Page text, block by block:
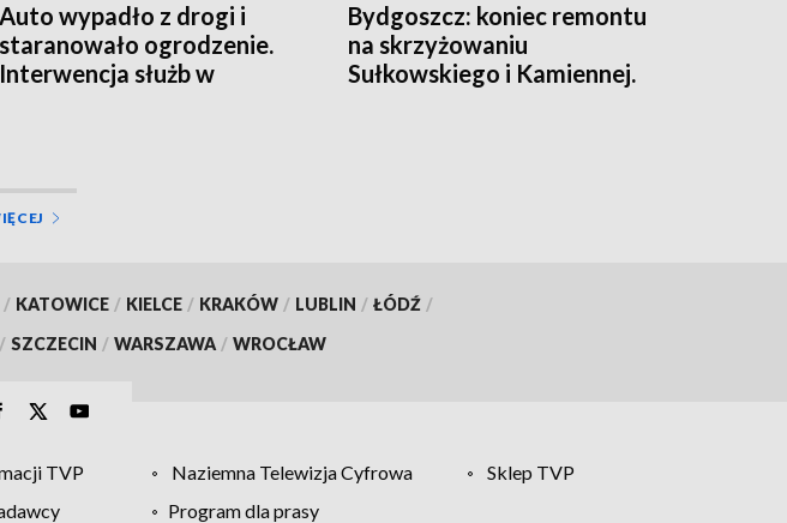
Auto wypadło z drogi i
staranowało ogrodzenie.
Interwencja służb w
Bydgoszcz: koniec remontu
na skrzyżowaniu
Sułkowskiego i Kamiennej.
/ KATOWICE / KIELCE / KRAKÓW / LUBLIN / ŁÓDŹ /
/ SZCZECIN / WARSZAWA / WROCŁAW
TVP Naziemna Telewizja Cyfrowa
Sklep TVP
Program dla prasy